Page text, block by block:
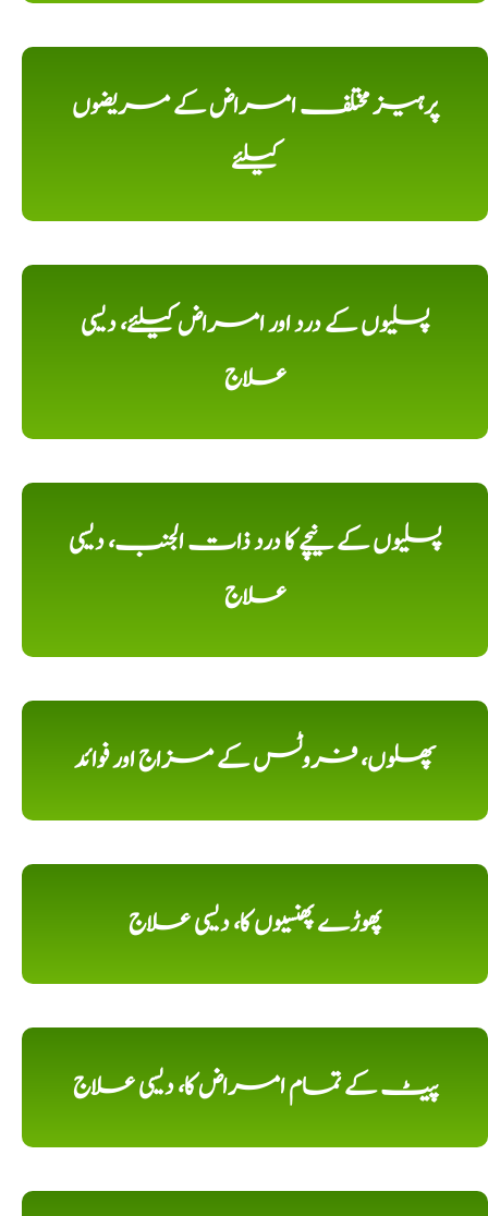
پرہیز مختلف امراض کے مریضوں
کیلئے
پسلیوں کے درد اور امراض کیلئے، دیسی
علاج
پسلیوں کے نیچے کا درد ذات الجنب، دیسی
علاج
پھلوں، فروٹس کے مزاج اور فوائد
پھوڑے پھنسیوں کا، دیسی علاج
پیٹ کے تمام امراض کا، دیسی علاج